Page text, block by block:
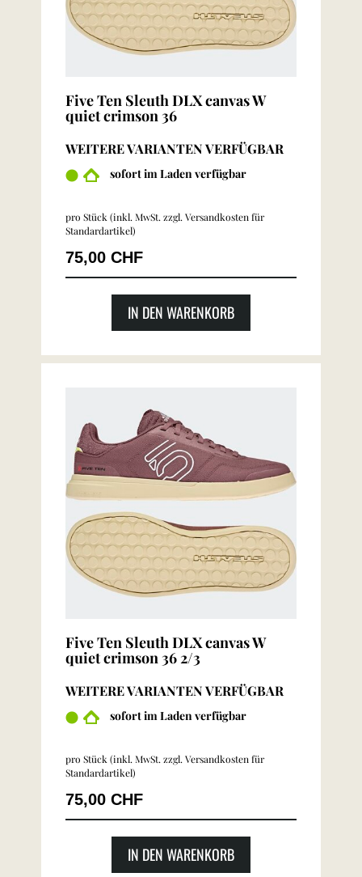
Five Ten Sleuth DLX canvas W
quiet crimson 36
WEITERE VARIANTEN VERFÜGBAR
sofort im Laden verfügbar
pro Stück (inkl. MwSt. zzgl. Versandkosten für
Standardartikel)
75,00 CHF
IN DEN WARENKORB
Five Ten Sleuth DLX canvas W
quiet crimson 36 2/3
WEITERE VARIANTEN VERFÜGBAR
sofort im Laden verfügbar
pro Stück (inkl. MwSt. zzgl. Versandkosten für
Standardartikel)
75,00 CHF
IN DEN WARENKORB